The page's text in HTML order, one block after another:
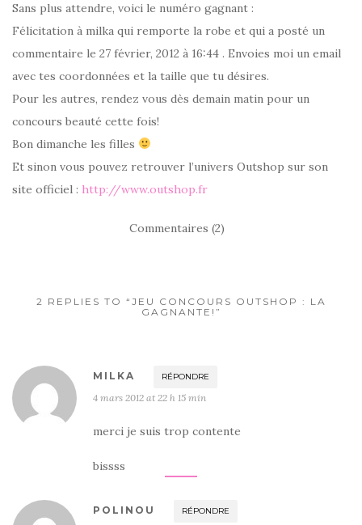
Sans plus attendre, voici le numéro gagnant :
Félicitation à milka qui remporte la robe et qui a posté un
commentaire le 27 février, 2012 à 16:44 . Envoies moi un email
avec tes coordonnées et la taille que tu désires.
Pour les autres, rendez vous dès demain matin pour un
concours beauté cette fois!
Bon dimanche les filles
Et sinon vous pouvez retrouver l’univers Outshop sur son
site officiel : http://www.outshop.fr
Commentaires (2)
2 REPLIES TO “JEU CONCOURS OUTSHOP : LA
GAGNANTE!”
MILKA RÉPONDRE
4 mars 2012 at 22 h 15 min
merci je suis trop contente
bissss
POLINOU RÉPONDRE